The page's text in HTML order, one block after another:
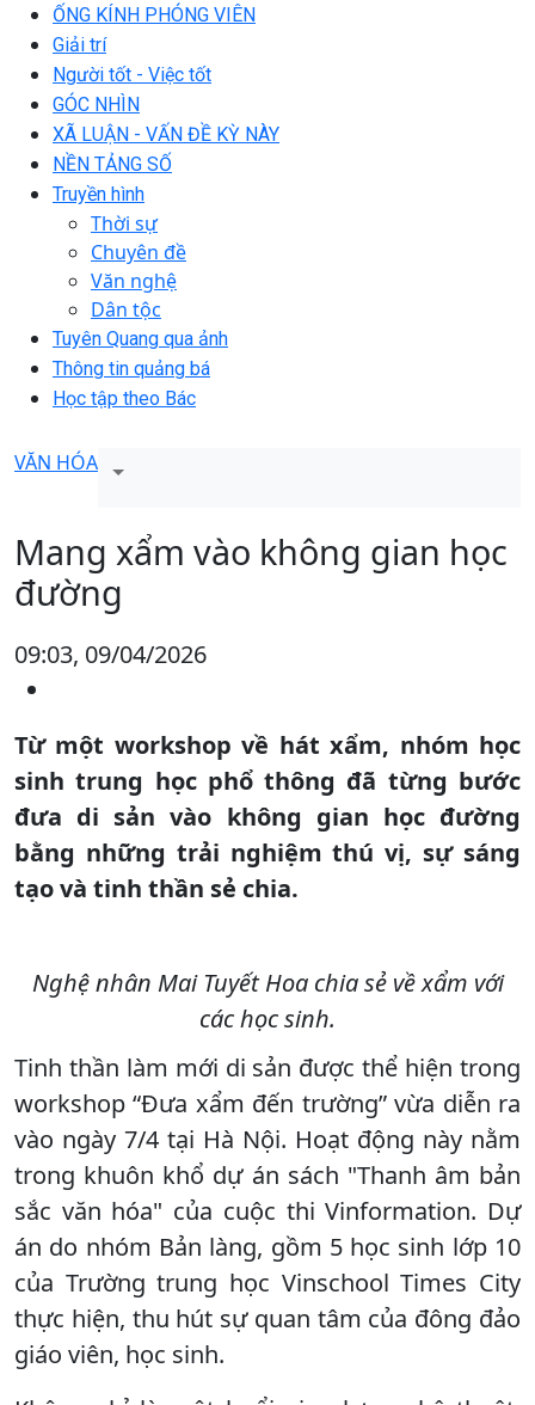
ỐNG KÍNH PHÓNG VIÊN
Giải trí
Người tốt - Việc tốt
GÓC NHÌN
XÃ LUẬN - VẤN ĐỀ KỲ NÀY
NỀN TẢNG SỐ
Truyền hình
Thời sự
Chuyên đề
Văn nghệ
Dân tộc
Tuyên Quang qua ảnh
Thông tin quảng bá
Học tập theo Bác
VĂN HÓA
Mang xẩm vào không gian học
đường
09:03, 09/04/2026
Từ một workshop về hát xẩm, nhóm học
sinh trung học phổ thông đã từng bước
đưa di sản vào không gian học đường
bằng những trải nghiệm thú vị, sự sáng
tạo và tinh thần sẻ chia.
Nghệ nhân Mai Tuyết Hoa chia sẻ về xẩm với
các học sinh.
Tinh thần làm mới di sản được thể hiện trong
workshop “Đưa xẩm đến trường” vừa diễn ra
vào ngày 7/4 tại Hà Nội. Hoạt động này nằm
trong khuôn khổ dự án sách "Thanh âm bản
sắc văn hóa" của cuộc thi Vinformation. Dự
án do nhóm Bản làng, gồm 5 học sinh lớp 10
của Trường trung học Vinschool Times City
thực hiện, thu hút sự quan tâm của đông đảo
giáo viên, học sinh.